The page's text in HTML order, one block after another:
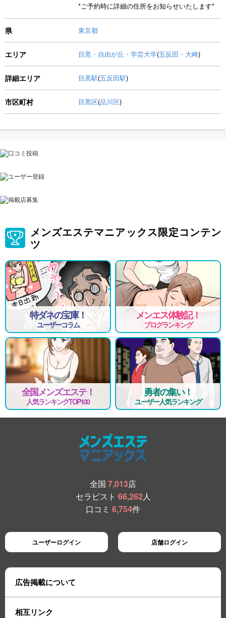
*ご予約時に詳細の住所をお知らせいたします*
県 東京都
エリア 目黒・自由が丘・学芸大学(五反田・大崎)
詳細エリア 目黒駅(五反田駅)
市区町村 目黒区(品川区)
メンズエステマニアックス限定コンテン
ツ
特ダネの宝庫！
ユーザーコラム
メンエス体験記！
ブログランキング
全国メンズエステ！
人気ランキングTOP100
勇者の集い！
ユーザー人気ランキング
全国 7,013店
セラピスト 66,262人
口コミ 6,754件
ユーザーログイン 店舗ログイン
広告掲載について
相互リンク